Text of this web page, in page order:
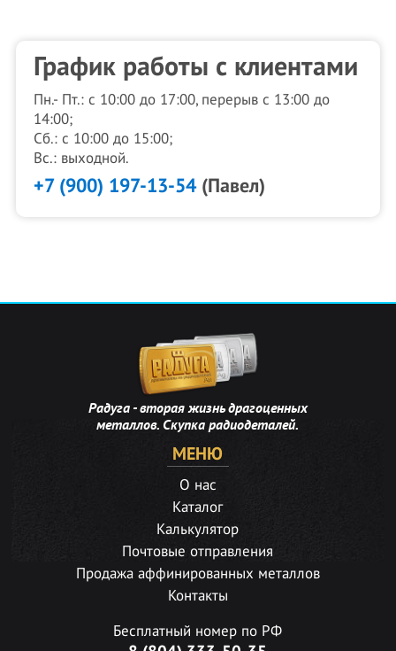
График работы с клиентами
Пн.- Пт.: с 10:00 до 17:00, перерыв с 13:00 до
14:00;
Сб.: с 10:00 до 15:00;
Вс.: выходной.
+7 (900) 197-13-54(Павел)
Радуга - вторая жизнь драгоценных
металлов. Скупка радиодеталей.
МЕНЮ
О нас
Каталог
Калькулятор
Почтовые отправления
Продажа аффинированных металлов
Контакты
Бесплатный номер по РФ